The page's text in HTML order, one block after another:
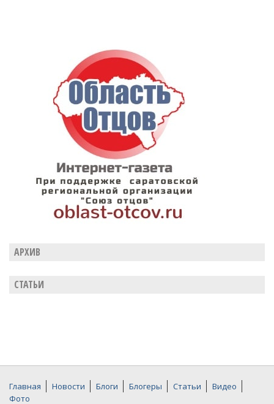
АРХИВ
СТАТЬИ
Главная Новости Блоги Блогеры Статьи
Видео
Фото